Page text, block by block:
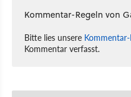
Kommentar-Regeln von
Bitte lies unsere Kommentar-
Kommentar verfasst.